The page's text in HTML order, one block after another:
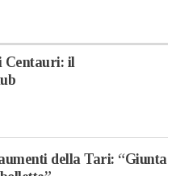
Centauri: il
della Tari: “Giunta